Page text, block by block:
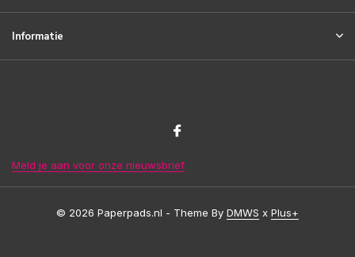
Informatie
Meld je aan voor onze nieuwsbrief
© 2026 Paperpads.nl - Theme By DMWS x Plus+